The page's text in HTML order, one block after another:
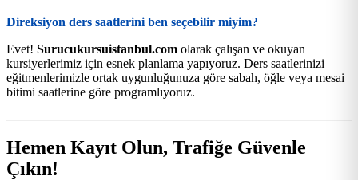
Direksiyon ders saatlerini ben seçebilir miyim?
Evet! Surucukursuistanbul.com olarak çalışan ve okuyan
kursiyerlerimiz için esnek planlama yapıyoruz. Ders saatlerinizi
eğitmenlerimizle ortak uygunluğunuza göre sabah, öğle veya mesai
bitimi saatlerine göre programlıyoruz.
Hemen Kayıt Olun, Trafiğe Güvenle
Çıkın!